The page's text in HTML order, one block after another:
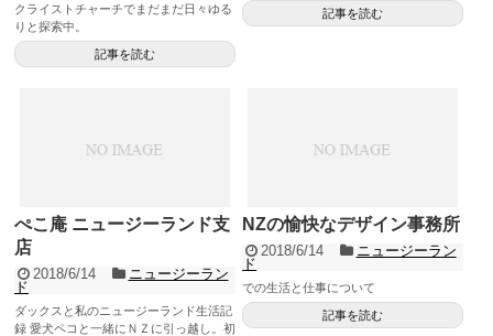
クライストチャーチでまだまだ日々ゆる
りと探索中。
記事を読む
記事を読む
ぺこ庵 ニュージーランド支
店
2018/6/14
ニュージーラン
ド
ダックスと私のニュージーランド生活記
録 愛犬ペコと一緒にＮＺに引っ越し。初
NZの愉快なデザイン事務所
2018/6/14
ニュージーラン
ド
での生活と仕事について
記事を読む